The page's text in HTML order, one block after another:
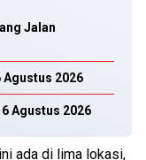
Jalan
2026
Agustus 2026
ada di lima lokasi,